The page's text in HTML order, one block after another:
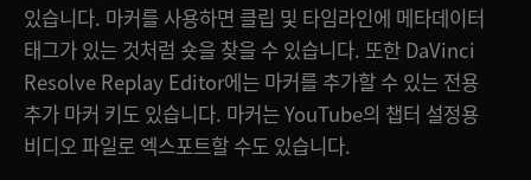
있습니다. 마커를 사용하면 클립 및 타임라인에 메타데이터
태그가 있는 것처럼 숏을 찾을 수 있습니다. 또한 DaVinci
Resolve Replay Editor에는 마커를 추가할 수 있는 전용
추가 마커 키도 있습니다. 마커는 YouTube의 챕터 설정용
비디오 파일로 엑스포트할 수도 있습니다.